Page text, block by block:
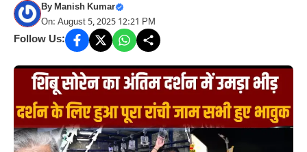
ByManish Kumar
On: August 5, 2025 12:21 PM
Follow Us: